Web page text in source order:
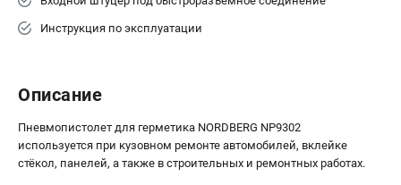
8 (812) 317-60-57
пн-пт - с 9:00 до 18:00
zakaz@fubagtorg.ru
Инструкция по эксплуатации
Описание
Пневмопистолет для герметика NORDBERG NP9302
используется при кузовном ремонте автомобилей, вклейке
стёкол, панелей, а также в строительных и ремонтных работах.